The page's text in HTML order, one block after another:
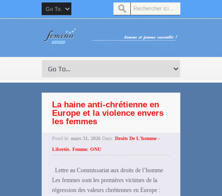
La haine anti-chrétienne en
Europe et la violence envers
les femmes
Posté le: mars 31, 2026 Dans: Droits De L'homme -
Libertés, Femme, ONU
Lettre au Commissariat aux droits de l’homme
Les femmes sont les premières victimes de la
régression des valeurs chrétiennes en Europe :